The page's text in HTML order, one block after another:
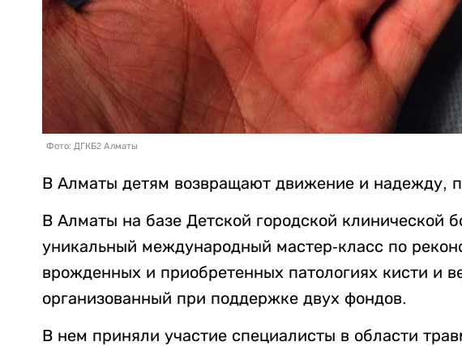
Фото: ДГКБ2 Алматы
В Алматы детям возвращают движение и надежду,
В Алматы на базе Детской городской клинической
уникальный международный мастер-класс по
врожденных и приобретенных патологиях кисти и
организованный при поддержке двух фондов.
В нем приняли участие специалисты в области